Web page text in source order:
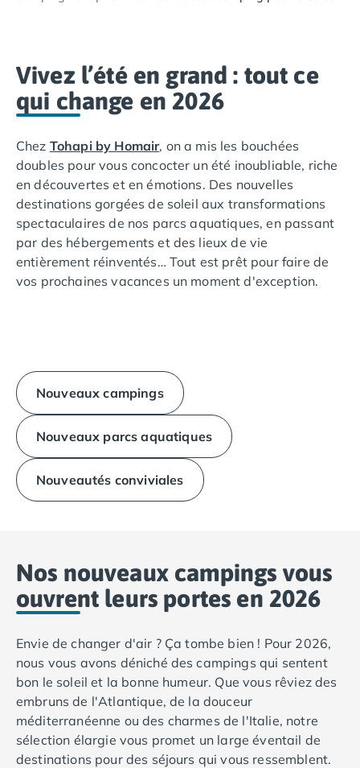
Camping Biscarrosse
Camping Capbreton
Camping Hossegor
Camping Messanges
Camping Moliets et Maa
Camping Sanguinet
Camping Seignosse
Camping Vieux Boucau les Bains
Camping Pyrénées Atlantiques
Camping Bayonne
Camping Biarritz
Camping Bidart
Camping Calvados
Camping Cabourg
Camping Caen
Camping Honfleur
Camping Houlgate
Camping Ouistreham
Camping Manche
Camping Mont Saint Michel
Camping Erquy
Camping Saint-Cast-le-Guildo
Camping Finistère
Camping Brest
Camping Carantec
Camping Concarneau
Camping Douarnenez
Camping Fouesnant
Camping Plouescat
Camping Quimper
Vivez l’été en grand : tout ce
qui change en 2026
Chez Tohapi by Homair, on a mis les bouchées
doubles pour vous concocter un été inoubliable, riche
en découvertes et en émotions. Des nouvelles
destinations gorgées de soleil aux transformations
spectaculaires de nos parcs aquatiques, en passant
par des hébergements et des lieux de vie
entièrement réinventés… Tout est prêt pour faire de
vos prochaines vacances un moment d'exception.
Nouveaux campings
Nouveaux parcs aquatiques
Nouveautés conviviales
Nos nouveaux campings vous
ouvrent leurs portes en 2026
Envie de changer d'air ? Ça tombe bien ! Pour 2026,
nous vous avons déniché des campings qui sentent
bon le soleil et la bonne humeur. Que vous rêviez des
embruns de l'Atlantique, de la douceur
méditerranéenne ou des charmes de l'Italie, notre
sélection élargie vous promet un large éventail de
destinations pour des séjours qui vous ressemblent.